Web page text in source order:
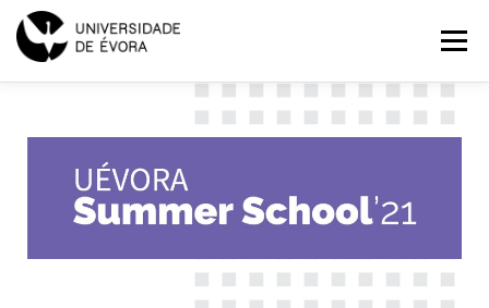
SUMMER
SCHOOL
2021
Menu
PROGRAMAS EXPLORAR
INSCRIÇÕES PT EN